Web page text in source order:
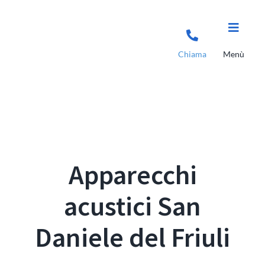
Chiama Menù
Apparecchi
acustici San
Daniele del Friuli